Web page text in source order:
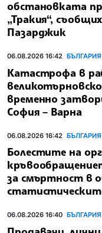
обстановката
„Тракия“,
Пазарджик
06.08.2026 16:42 БЪЛГАРИЯ
Катастрофа в
временно
София – Варна
06.08.2026 16:42 БЪЛГАРИЯ
Болестите на
за смъртност в
06.08.2026 16:40 БЪЛГАРИЯ